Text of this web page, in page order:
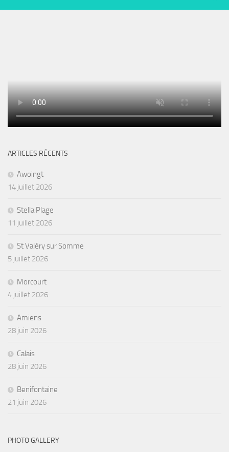
ARTICLES RÉCENTS
Awoingt
14 juillet 2026
Stella Plage
11 juillet 2026
St Valéry sur Somme
5 juillet 2026
Morcourt
4 juillet 2026
Amiens
28 juin 2026
Calais
28 juin 2026
Benifontaine
21 juin 2026
PHOTO GALLERY